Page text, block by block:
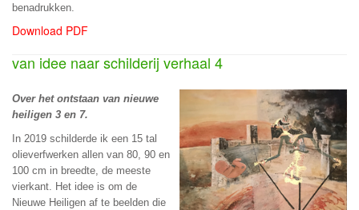
benadrukken.
Download PDF
van idee naar schilderij verhaal 4
Over het ontstaan van nieuwe
heiligen 3 en 7.
In 2019 schilderde ik een 15 tal
olieverfwerken allen van 80, 90 en
100 cm in breedte, de meeste
vierkant. Het idee is om de
Nieuwe Heiligen af te beelden die